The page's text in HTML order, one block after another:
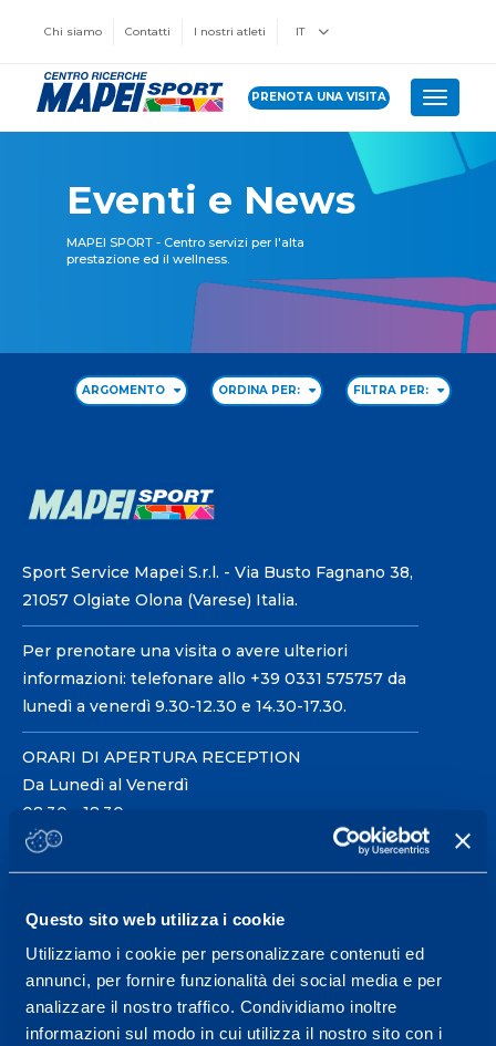
Questo sito web utilizza i cookie
Utilizziamo i cookie per personalizzare contenuti ed
annunci, per fornire funzionalità dei social media e per
analizzare il nostro traffico. Condividiamo inoltre
informazioni sul modo in cui utilizza il nostro sito con i
Chi siamo Contatti I nostri atleti IT
PRENOTA UNA VISITA Toggle
Eventi e News
MAPEI SPORT - Centro servizi per l'alta
prestazione ed il wellness.
ARGOMENTO ORDINA PER: FILTRA PER:
Sport Service Mapei S.r.l. - Via Busto Fagnano 38,
21057 Olgiate Olona (Varese) Italia.
Per prenotare una visita o avere ulteriori
informazioni: telefonare allo +39 0331 575757 da
lunedì a venerdì 9.30-12.30 e 14.30-17.30.
ORARI DI APERTURA RECEPTION
Da Lunedì al Venerdì
08.30 - 18.30
Centro servizi per l'alta
prestazione ed il
wellness.
Maggiori informazioni